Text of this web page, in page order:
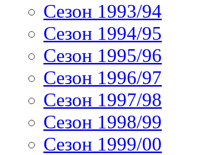
Сезон 1993/94
Сезон 1994/95
Сезон 1995/96
Сезон 1996/97
Сезон 1997/98
Сезон 1998/99
Сезон 1999/00